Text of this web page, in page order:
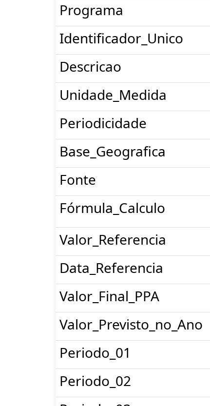
Programa
Identificador_Unico
Descricao
Unidade_Medida
Periodicidade
Base_Geografica
Fonte
Fórmula_Calculo
Valor_Referencia
Data_Referencia
Valor_Final_PPA
Valor_Previsto_no_Ano
Periodo_01
Periodo_02